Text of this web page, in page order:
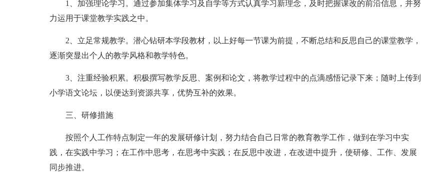
1、加强理论学习。通过参加集体学习及自学等方式认真学习新理念，及时把握课改的前沿信息，并努
力运用于课堂教学实践之中。
2、立足常规教学。潜心钻研本学段教材，以上好每一节课为前提，不断总结和反思自己的课堂教学，
逐渐突显出个人的教学风格和教学特色。
3、注重经验积累。积极撰写教学反思、案例和论文，将教学过程中的点滴感悟记录下来；随时上传到
小学语文论坛，以便达到资源共享，优势互补的效果。
三、研修措施
按照个人工作特点制定一年的发展研修计划，努力结合自己日常的教育教学工作，做到在学习中实
践，在实践中学习；在工作中思考，在思考中实践；在反思中改进，在改进中提升，使研修、工作、发展
同步推进。